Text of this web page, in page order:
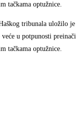
tačkama optužnice.
tribunala uložilo je
u potpunosti preinači
tačkama optužnice.